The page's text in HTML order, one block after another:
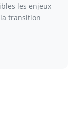
les enjeux
transition